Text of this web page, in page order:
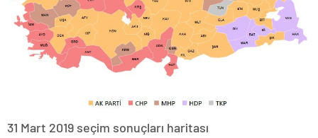
31 Mart 2019 seçim sonuçları haritası